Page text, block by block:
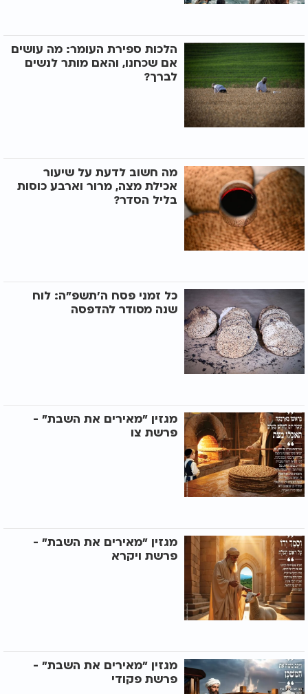
הלכות ספירת העומר: מה עושים
אם שכחנו, והאם מותר לנשים
לברך?
מה חשוב לדעת על שיעור
אכילת מצה, מרור וארבע כוסות
בליל הסדר?
כל זמני פסח ה'תשפ"ה: לוח
שנה מסודר להדפסה
מגזין "מאירים את השבת" -
פרשת צו
מגזין "מאירים את השבת" -
פרשת ויקרא
מגזין "מאירים את השבת" -
פרשת פקודי